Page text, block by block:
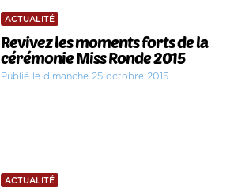
ACTUALITÉ
Revivez les moments forts de la
cérémonie Miss Ronde 2015
Publié le dimanche 25 octobre 2015
ACTUALITÉ